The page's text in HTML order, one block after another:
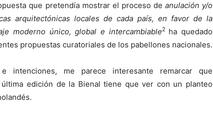
que pretendía mostrar el proceso de anulación y/o
arquitectónicas locales de cada país, en favor de la
moderno único, global e intercambiable2 ha quedado
propuestas curatoriales de los pabellones nacionales.
intenciones, me parece interesante remarcar que
edición de la Bienal tiene que ver con un planteo